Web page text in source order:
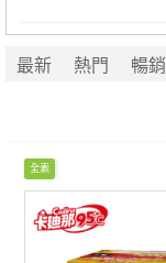
最新 熱門 暢銷
全素